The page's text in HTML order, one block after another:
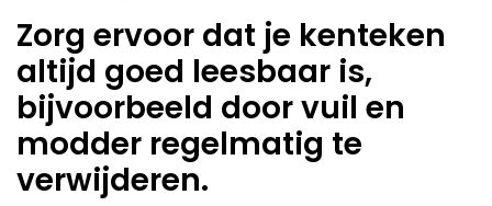
Zorg ervoor dat je kenteken
altijd goed leesbaar is,
bijvoorbeeld door vuil en
modder regelmatig te
verwijderen.